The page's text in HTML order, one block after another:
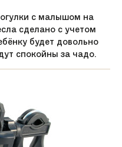
с малышом на
сделано с учетом
будет довольно
спокойны за чадо.